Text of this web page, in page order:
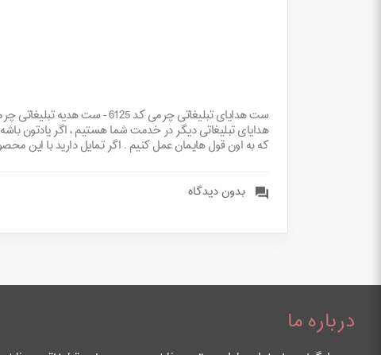
ست هدایای تبلیغاتی چرمی
هدایای تبلیغاتی دیگر در خدمت شما هستیم ، اگر یادتون
که به اون قول هایمان عمل کنیم . اگر تمایل دارید با این
بدون دیدگاه
درباره ما